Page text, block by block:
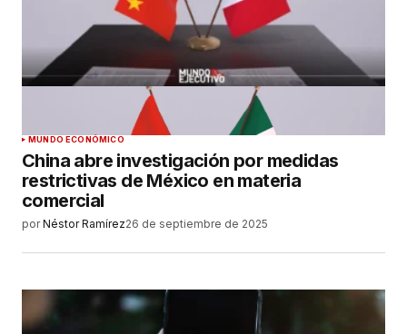
MUNDO ECONÓMICO
China abre investigación por medidas
restrictivas de México en materia
comercial
por Néstor Ramírez26 de septiembre de 2025